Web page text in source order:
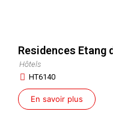
Residences Etang
Hôtels
HT6140
En savoir plus